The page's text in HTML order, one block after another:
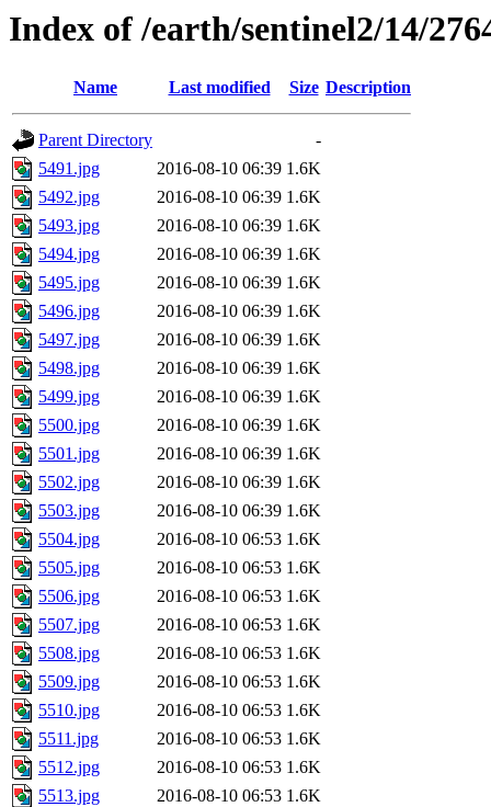
Index of /earth/sentinel2/14/
Name Last modified Size Description
Parent Directory
-
5491.jpg
2016-08-10 06:39 1.6K
5492.jpg
2016-08-10 06:39 1.6K
5493.jpg
2016-08-10 06:39 1.6K
5494.jpg
2016-08-10 06:39 1.6K
5495.jpg
2016-08-10 06:39 1.6K
5496.jpg
2016-08-10 06:39 1.6K
5497.jpg
2016-08-10 06:39 1.6K
5498.jpg
2016-08-10 06:39 1.6K
5499.jpg
2016-08-10 06:39 1.6K
5500.jpg
2016-08-10 06:39 1.6K
5501.jpg
2016-08-10 06:39 1.6K
5502.jpg
2016-08-10 06:39 1.6K
5503.jpg
2016-08-10 06:39 1.6K
5504.jpg
2016-08-10 06:53 1.6K
5505.jpg
2016-08-10 06:53 1.6K
5506.jpg
2016-08-10 06:53 1.6K
5507.jpg
2016-08-10 06:53 1.6K
5508.jpg
2016-08-10 06:53 1.6K
5509.jpg
2016-08-10 06:53 1.6K
5510.jpg
2016-08-10 06:53 1.6K
5511.jpg
2016-08-10 06:53 1.6K
5512.jpg
2016-08-10 06:53 1.6K
5513.jpg
2016-08-10 06:53 1.6K